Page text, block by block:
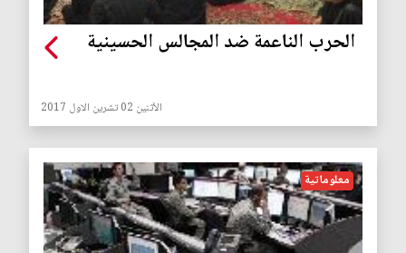
الحرب الناعمة ضد المجالس الحسينية
الأثنين 02 تشرين الاول 2017
معلوماتية